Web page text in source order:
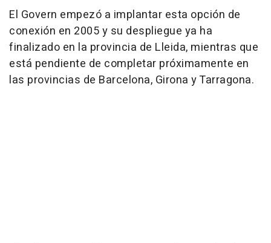
El Govern empezó a implantar esta opción de
conexión en 2005 y su despliegue ya ha
finalizado en la provincia de Lleida, mientras que
está pendiente de completar próximamente en
las provincias de Barcelona, Girona y Tarragona.